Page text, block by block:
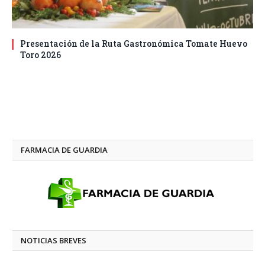
Presentación de la Ruta Gastronómica Tomate Huevo
Toro 2026
FARMACIA DE GUARDIA
NOTICIAS BREVES